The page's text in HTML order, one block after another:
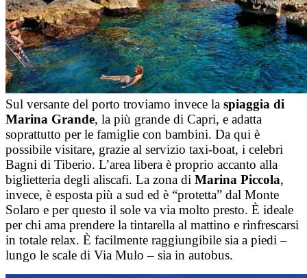
Sul versante del porto troviamo invece la spiaggia di
Marina Grande, la più grande di Capri, e adatta
soprattutto per le famiglie con bambini. Da qui è
possibile visitare, grazie al servizio taxi-boat, i celebri
Bagni di Tiberio. L’area libera è proprio accanto alla
biglietteria degli aliscafi. La zona di Marina Piccola,
invece, è esposta più a sud ed è “protetta” dal Monte
Solaro e per questo il sole va via molto presto. È ideale
per chi ama prendere la tintarella al mattino e rinfrescarsi
in totale relax. È facilmente raggiungibile sia a piedi –
lungo le scale di Via Mulo – sia in autobus.